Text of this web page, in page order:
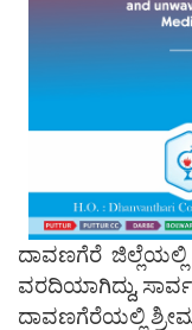
ದಾವಣಗೆರೆ ಜಿಲ್ಲೆಯಲ್ಲಿ
ವರದಿಯಾಗಿದ್ದು,
ದಾವಣಗೆರೆಯಲ್ಲಿ